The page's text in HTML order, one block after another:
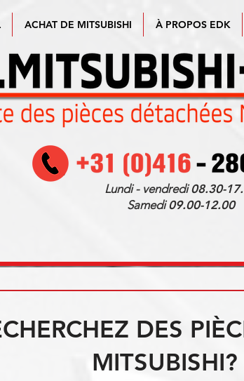
ACHAT DE MITSUBISHI À PROPOS EDK
Lundi - vendredi08.30-
Samedi09.00-12.00
DES
MITSUBISHI?